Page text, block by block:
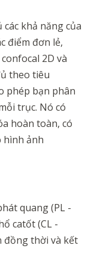
khả năng của
điểm đơn lẻ,
2D và
theo tiêu
phép bạn phân
trục. Nó có
hoàn toàn, có
hình ảnh
quang (PL -
catốt (CL -
đồng thời và kết